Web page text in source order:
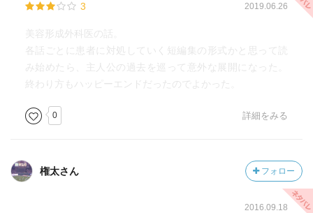
3 2019.06.26
美容形成外科医の話。
各話ごとに患者に対処していく短編集の形式かと思って読
み始めたら、主人公の過去を巡って意外な展開になった。
終わり方もハッピーエンドだったのでよかった。
0 詳細をみる
権太さん フォロー
2016.09.18